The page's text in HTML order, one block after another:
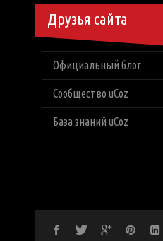
Друзья сайта
Официальный блог
Сообщество uCoz
База знаний uCoz